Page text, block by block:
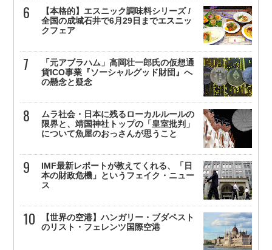
【本格的】エスニック調味料シリーズ /
全国の成城石井で6月29日までエスニッ
クフェア
「元アブラハム」高岡壮一郎氏の仮想通
貨ICO事業『ソーシャルグッド財団』へ
の懸念と疑念
ムラ社会・日本に残るローカルルールの
限界と、靖国神社トップの「皇室批判」
について魚屋のおっさんが思うこと
IMF最新レポートが教えてくれる、「日
本の財政危機」というフェイク・ニュー
ス
【世界の空港】ハンガリー・ブダペスト
のリスト・フェレンツ国際空港